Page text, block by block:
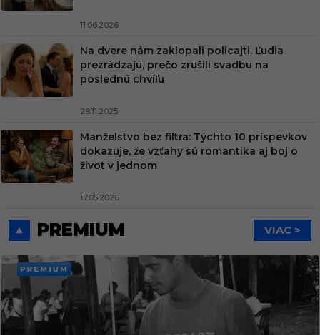
11.06.2026
Na dvere nám zaklopali policajti. Ľudia
prezrádzajú, prečo zrušili svadbu na
poslednú chvíľu
29.11.2025
Manželstvo bez filtra: Týchto 10 príspevkov
dokazuje, že vzťahy sú romantika aj boj o
život v jednom
17.05.2026
PREMIUM VIAC >
PREMI
UM